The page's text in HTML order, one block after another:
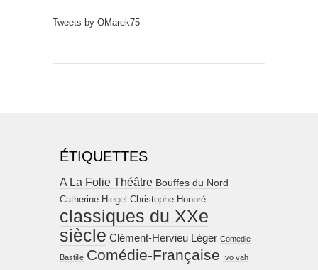
Tweets by OMarek75
ÉTIQUETTES
A La Folie Théâtre Bouffes du Nord
Catherine Hiegel Christophe Honoré
classiques du XXe
siècle Clément-Hervieu Léger Comedie
Bastille Comédie-Française
Ivo vah